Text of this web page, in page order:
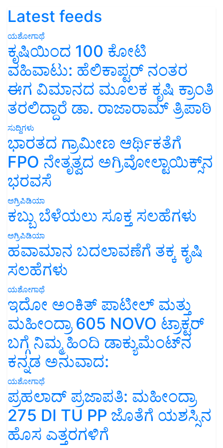
Latest feeds
ಯಶೋಗಾಥೆ
ಕೃಷಿಯಿಂದ 100 ಕೋಟಿ
ವಹಿವಾಟು: ಹೆಲಿಕಾಪ್ಟರ್ ನಂತರ
ಈಗ ವಿಮಾನದ ಮೂಲಕ ಕೃಷಿ ಕ್ರಾಂತಿ
ತರಲಿದ್ದಾರೆ ಡಾ. ರಾಜಾರಾಮ್ ತ್ರಿಪಾಠಿ
ಸುದ್ದಿಗಳು
ಭಾರತದ ಗ್ರಾಮೀಣ ಆರ್ಥಿಕತೆಗೆ
FPO ನೇತೃತ್ವದ ಅಗ್ರಿವೋಲ್ಟಾಯಿಕ್ಸ್‌ನ
ಭರವಸೆ
ಅಗ್ರಿಪಿಡಿಯಾ
ಕಬ್ಬು ಬೆಳೆಯಲು ಸೂಕ್ತ ಸಲಹೆಗಳು
ಅಗ್ರಿಪಿಡಿಯಾ
ಹವಾಮಾನ ಬದಲಾವಣೆಗೆ ತಕ್ಕ ಕೃಷಿ
ಸಲಹೆಗಳು
ಯಶೋಗಾಥೆ
ಇದೋ ಅಂಕಿತ್ ಪಾಟೀಲ್ ಮತ್ತು
ಮಹೀಂದ್ರಾ 605 NOVO ಟ್ರಾಕ್ಟರ್
ಬಗ್ಗೆ ನಿಮ್ಮ ಹಿಂದಿ ಡಾಕ್ಯುಮೆಂಟ್‌ನ
ಕನ್ನಡ ಅನುವಾದ:
ಯಶೋಗಾಥೆ
ಪ್ರಹಲಾದ್ ಪ್ರಜಾಪತಿ: ಮಹೀಂದ್ರಾ
275 DI TU PP ಜೊತೆಗೆ ಯಶಸ್ಸಿನ
ಹೊಸ ಎತ್ತರಗಳಿಗೆ